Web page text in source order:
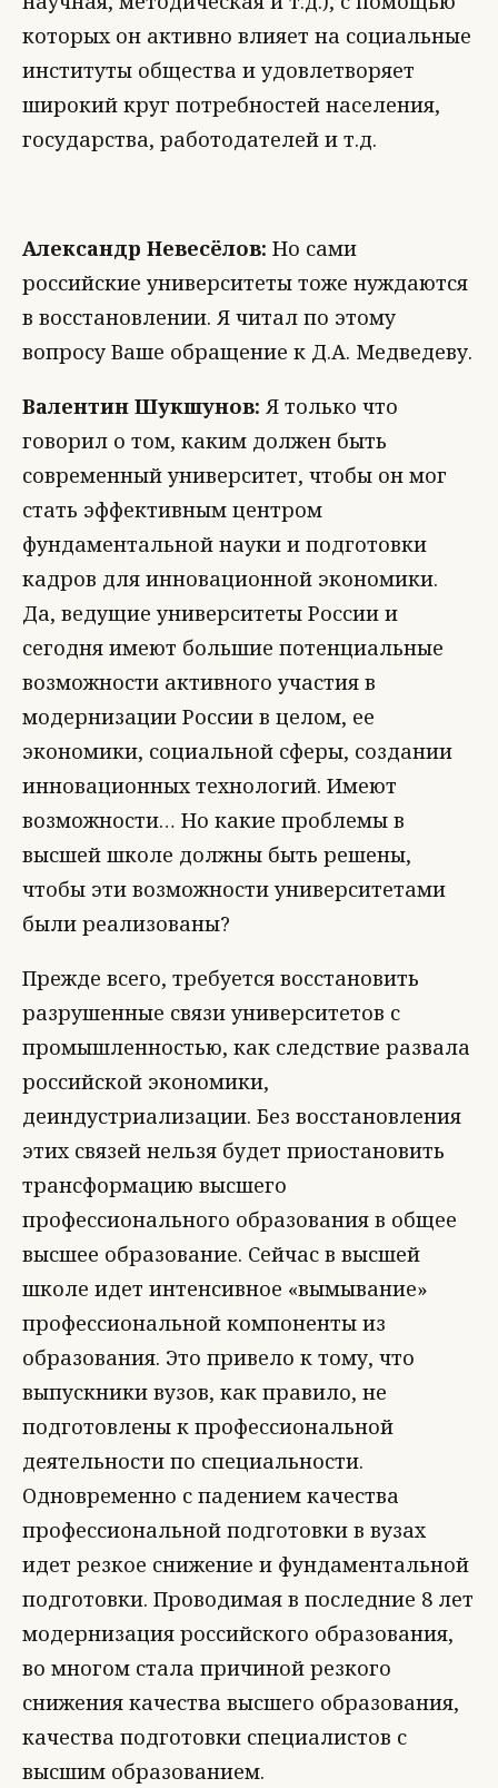
которых он активно влияет на социальные
институты общества и удовлетворяет
широкий круг потребностей населения,
государства, работодателей и т.д.
Александр Невесёлов: Но сами
российские университеты тоже нуждаются
в восстановлении. Я читал по этому
вопросу Ваше обращение к Д.А. Медведеву.
Валентин Шукшунов: Я только что
говорил о том, каким должен быть
современный университет, чтобы он мог
стать эффективным центром
фундаментальной науки и подготовки
кадров для инновационной экономики.
Да, ведущие университеты России и
сегодня имеют большие потенциальные
возможности активного участия в
модернизации России в целом, ее
экономики, социальной сферы, создании
инновационных технологий. Имеют
возможности… Но какие проблемы в
высшей школе должны быть решены,
чтобы эти возможности университетами
были реализованы?
Прежде всего, требуется восстановить
разрушенные связи университетов с
промышленностью, как следствие развала
российской экономики,
деиндустриализации. Без восстановления
этих связей нельзя будет приостановить
трансформацию высшего
профессионального образования в общее
высшее образование. Сейчас в высшей
школе идет интенсивное «вымывание»
профессиональной компоненты из
образования. Это привело к тому, что
выпускники вузов, как правило, не
подготовлены к профессиональной
деятельности по специальности.
Одновременно с падением качества
профессиональной подготовки в вузах
идет резкое снижение и фундаментальной
подготовки. Проводимая в последние 8 лет
модернизация российского образования,
во многом стала причиной резкого
снижения качества высшего образования,
качества подготовки специалистов с
высшим образованием.